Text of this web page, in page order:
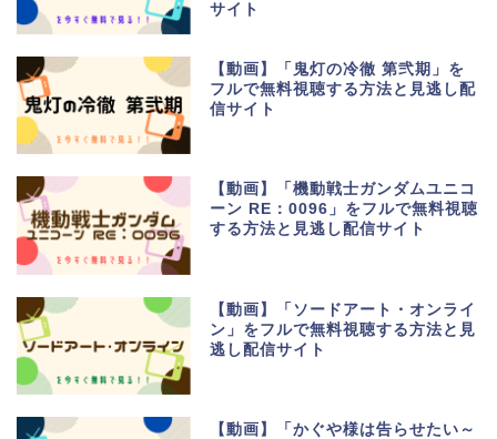
サイト
【動画】「鬼灯の冷徹 第弐期」を
フルで無料視聴する方法と見逃し配
信サイト
【動画】「機動戦士ガンダムユニコ
ーン RE：0096」をフルで無料視聴
する方法と見逃し配信サイト
【動画】「ソードアート・オンライ
ン」をフルで無料視聴する方法と見
逃し配信サイト
【動画】「かぐや様は告らせたい～